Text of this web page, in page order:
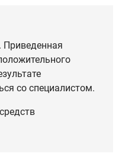
Приведенная
со специалистом.